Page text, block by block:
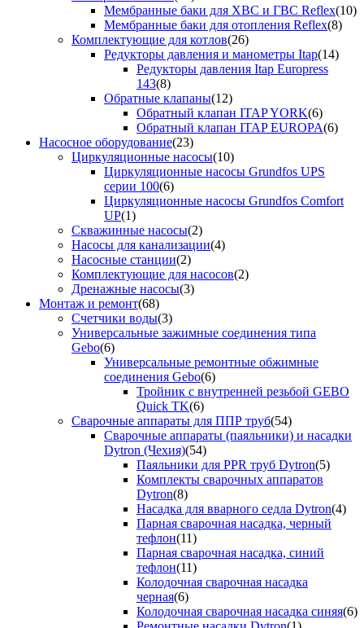
Мембранные баки для ХВС и ГВС Reflex(10)
Мембранные баки для отопления Reflex(8)
Комплектующие для котлов(26)
Редукторы давления и манометры Itap(14)
Редукторы давления Itap Europress
143(8)
Обратные клапаны(12)
Обратный клапан ITAP YORK(6)
Обратный клапан ITAP EUROPA(6)
Насосное оборудование(23)
Циркуляционные насосы(10)
Циркуляционные насосы Grundfos UPS
серии 100(6)
Циркуляционные насосы Grundfos Comfort
UP(1)
Скважинные насосы(2)
Насосы для канализации(4)
Насосные станции(2)
Комплектующие для насосов(2)
Дренажные насосы(3)
Монтаж и ремонт(68)
Счетчики воды(3)
Универсальные зажимные соединения типа
Gebo(6)
Универсальные ремонтные обжимные
соединения Gebo(6)
Тройник с внутренней резьбой GEBO
Quick TK(6)
Сварочные аппараты для ППР труб(54)
Сварочные аппараты (паяльники) и насадки
Dytron (Чехия)(54)
Паяльники для PPR труб Dytron(5)
Комплекты сварочных аппаратов
Dytron(8)
Насадка для вварного седла Dytron(4)
Парная сварочная насадка, черный
тефлон(11)
Парная сварочная насадка, синий
тефлон(11)
Колодочная сварочная насадка
черная(6)
Колодочная сварочная насадка синяя(6)